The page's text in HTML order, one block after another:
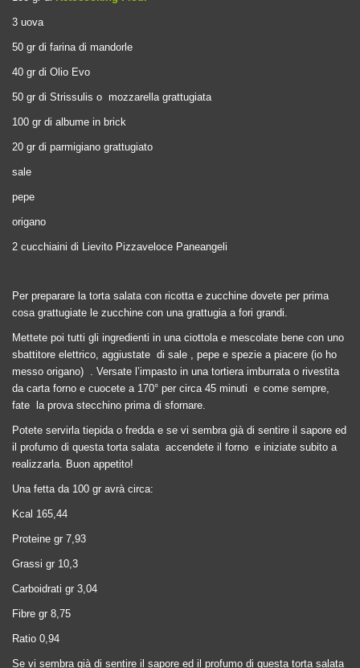
3 uova
50 gr di farina di mandorle
40 gr di Olio Evo
50 gr di Strissulis o mozzarella grattugiata
100 gr di albume in brick
20 gr di parmigiano grattugiato
sale
pepe
origano
2 cucchiaini di Lievito Pizzaveloce Paneangeli
Per preparare la torta salata con ricotta e zucchine dovete per prima
cosa grattugiate le zucchine con una grattugia a fori grandi.
Mettete poi tutti gli ingredienti in una ciottola e mescolate bene con uno
sbattitore elettrico, aggiustate di sale , pepe e spezie a piacere (io ho
messo origano)
. Versate l’impasto in una tortiera imburrata o rivestita
da carta forno e cuocete a 170° per circa 45 minuti e come sempre
fate la prova stecchino prima di sfornare.
Potete servirla tiepida o fredda e se vi sembra già di sentire il sapore ed
il profumo di questa torta salata accendete il forno e iniziate subito a
realizzarla. Buon appetito!
Una fetta da 100 gr avrà circa:
Kcal 165,44
Proteine gr 7,93
Grassi gr 10,3
Carboidrati gr 3,04
Fibre gr 8,75
Ratio 0,94
Se vi sembra già di sentire il sapore ed il profumo di questa torta salata